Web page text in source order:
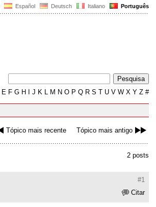
Español Deutsch Italiano Português
E F G H J K L M N O P Q R S T U V W X Y Z #
Tópico mais recente Tópico mais antigo
2 posts
#1
Citar